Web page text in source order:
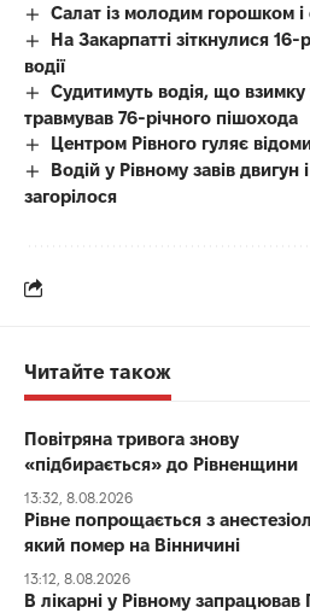
Салат із молодим горошком
На Закарпатті зіткнулися
водії
Судитимуть водія, що
травмував 76-річного пішохода
Центром Рівного гуляє
Водій у Рівному завів двигун
загорілося
Читайте також
Повітряна тривога знову
«підбирається» до Рівненщини
13:32, 8.08.2026
Рівне попрощається з
який помер на Вінничині
13:12, 8.08.2026
В лікарні у Рівному запрацював